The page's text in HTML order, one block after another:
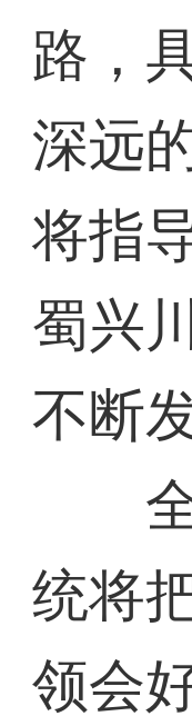
路，
深远
将指
蜀兴
不断
全
统将
领会